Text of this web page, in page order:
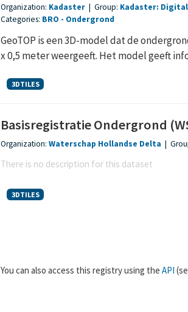
Organization: Kadaster | Group: Kadaster:
Categories: BRO Ondergrond
GeoTOP is een 3D-model dat de
x 0,5 meter weergeeft. Het model geeft
3DTILES
Basisregistratie Ondergrond
Organization: Waterschap Hollandse Delta |
There is no description for this dataset
3DTILES
You can also access this registry using the API